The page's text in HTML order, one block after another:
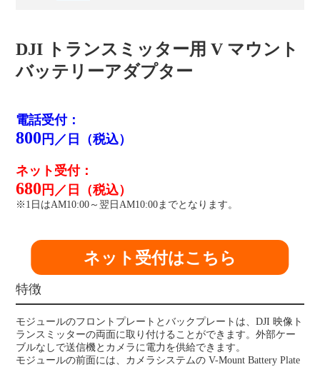
DJI トランスミッター用 V マウント
バッテリーアダプター
電話受付：
800 円／日（税込）
ネット受付：
680 円／日（税込）
※1日はAM10:00～翌日AM10:00までとなります。
ネット受付はこちら
特徴
モジュールのフロントプレートとバックプレートは、DJI 映像ト
ランスミッターの両面に取り付けることができます。外部ケー
ブルなしで送信機とカメラに電力を供給できます。
モジュールの前面には、カメラシステムの V-Mount Battery Plate